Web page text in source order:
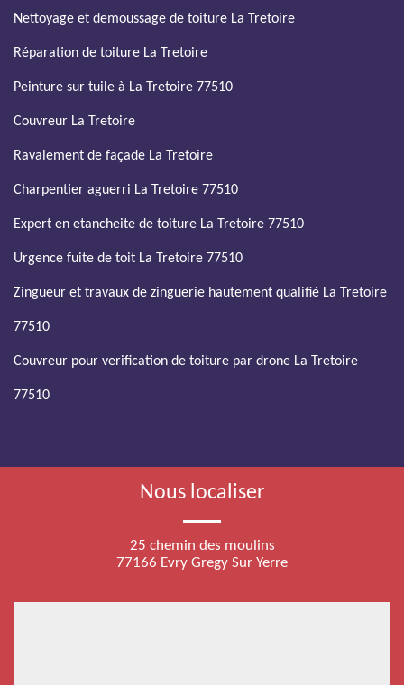
Nettoyage et demoussage de toiture La Tretoire
Réparation de toiture La Tretoire
Peinture sur tuile à La Tretoire 77510
Couvreur La Tretoire
Ravalement de façade La Tretoire
Charpentier aguerri La Tretoire 77510
Expert en etancheite de toiture La Tretoire 77510
Urgence fuite de toit La Tretoire 77510
Zingueur et travaux de zinguerie hautement qualifié La Tretoire
77510
Couvreur pour verification de toiture par drone La Tretoire
77510
Nous localiser
25 chemin des moulins
77166 Evry Gregy Sur Yerre